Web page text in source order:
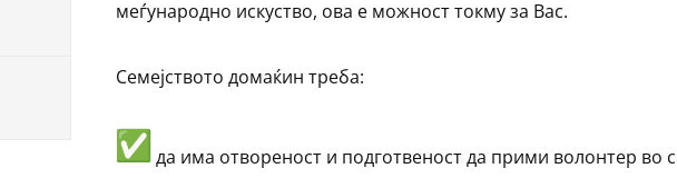
меѓународно искуство, ова е можност токму за Вас.
Семејството домаќин треба:
да има отвореност и подготвеност да прими волонтер во